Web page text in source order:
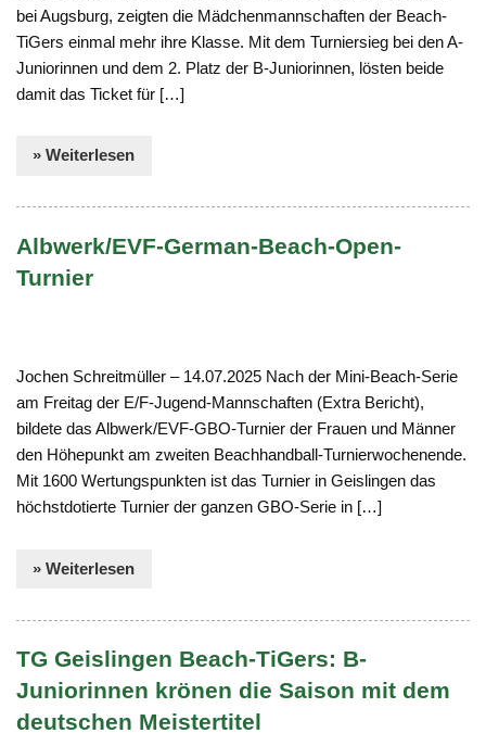
bei Augsburg, zeigten die Mädchenmannschaften der Beach-
TiGers einmal mehr ihre Klasse. Mit dem Turniersieg bei den A-
Juniorinnen und dem 2. Platz der B-Juniorinnen, lösten beide
damit das Ticket für […]
» Weiterlesen
Albwerk/EVF-German-Beach-Open-
Turnier
Jochen Schreitmüller – 14.07.2025 Nach der Mini-Beach-Serie
am Freitag der E/F-Jugend-Mannschaften (Extra Bericht),
bildete das Albwerk/EVF-GBO-Turnier der Frauen und Männer
den Höhepunkt am zweiten Beachhandball-Turnierwochenende.
Mit 1600 Wertungspunkten ist das Turnier in Geislingen das
höchstdotierte Turnier der ganzen GBO-Serie in […]
» Weiterlesen
TG Geislingen Beach-TiGers: B-
Juniorinnen krönen die Saison mit dem
deutschen Meistertitel